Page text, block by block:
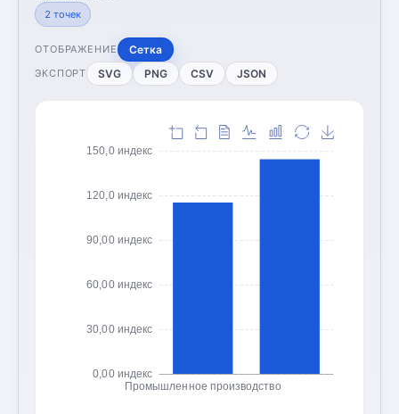
2 точек
ОТОБРАЖЕНИЕ Сетка
ЭКСПОРТ SVG PNG CSV JSON
0,00 индекс
30,00 индекс
60,00 индекс
90,00 индекс
120,0 индекс
150,0 индекс
Промышленное производство